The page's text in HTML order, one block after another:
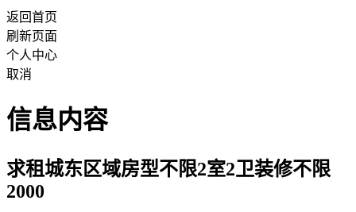
返回首页
刷新页面
个人中心
取消
信息内容
求租城东区域房型不限2室2卫装修不限
2000